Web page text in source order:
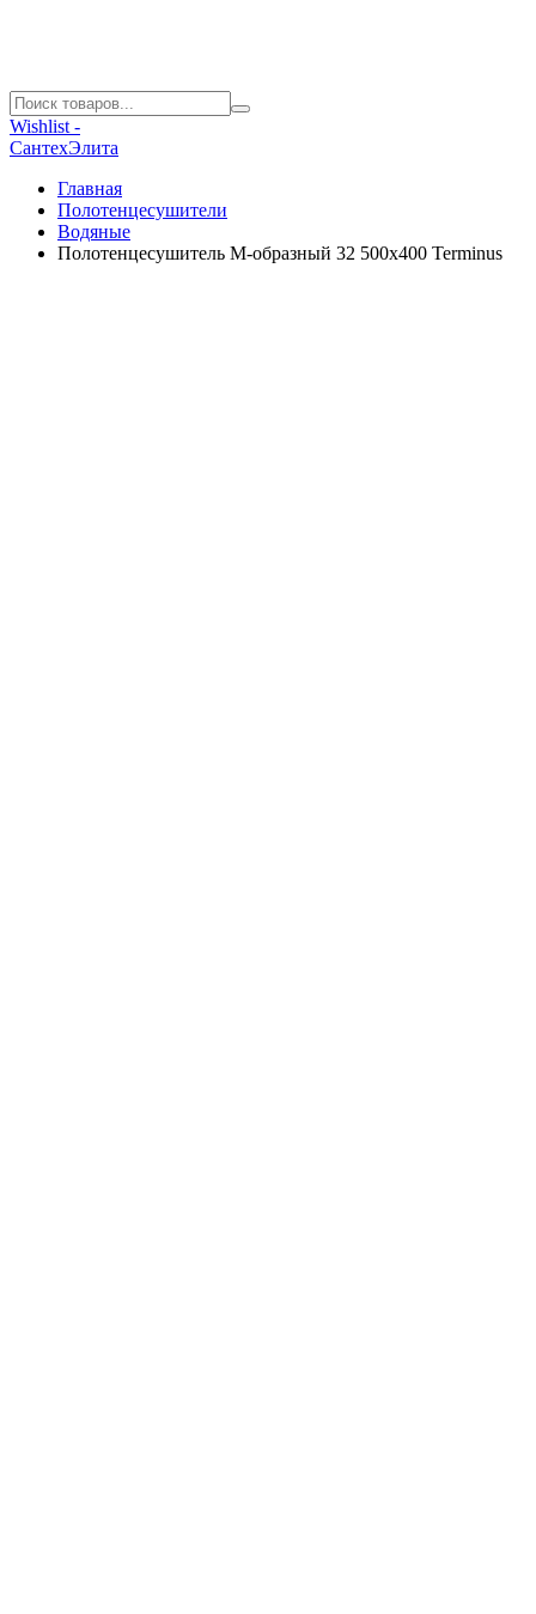
Wishlist -
СантехЭлита
Главная
Полотенцесушители
Водяные
Полотенцесушитель М-образный 32 500х400 Terminus